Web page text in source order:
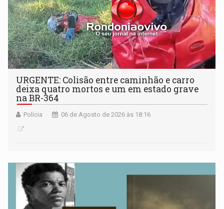
URGENTE: Colisão entre caminhão e carro
deixa quatro mortos e um em estado grave
na BR-364
Polícia 06 de Agosto de 2026 às 18:16